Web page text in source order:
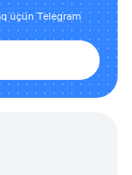
üçün Telegram